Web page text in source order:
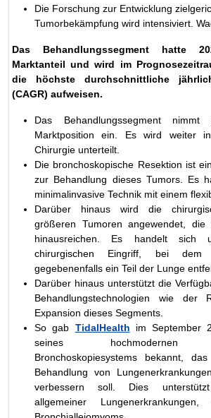
Die Forschung zur Entwicklung
Tumorbekämpfung wird intensiviert.
Das Behandlungssegment hatte
Marktanteil und wird im
die höchste durchschnittliche
(CAGR) aufweisen.
Das Behandlungssegment nimmt
Marktposition ein. Es wird weiter
Chirurgie unterteilt.
Die bronchoskopische Resektion ist
zur Behandlung dieses Tumors. Es
minimalinvasive Technik mit einem
Darüber hinaus wird die
größeren Tumoren angewendet,
hinausreichen. Es handelt sich
chirurgischen Eingriff, bei
gegebenenfalls ein Teil der Lunge
Darüber hinaus unterstützt die
Behandlungstechnologien wie der
Expansion dieses Segments.
So gab TidalHealth im September
seines hochmodernen
Bronchoskopiesystems bekannt,
Behandlung von
verbessern soll. Dies
allgemeiner